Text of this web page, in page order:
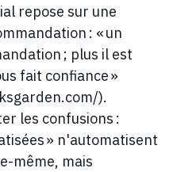
repose sur une
: « un
; plus il est
fait confiance »
).
les confusions :
» n'automatisent
même, mais